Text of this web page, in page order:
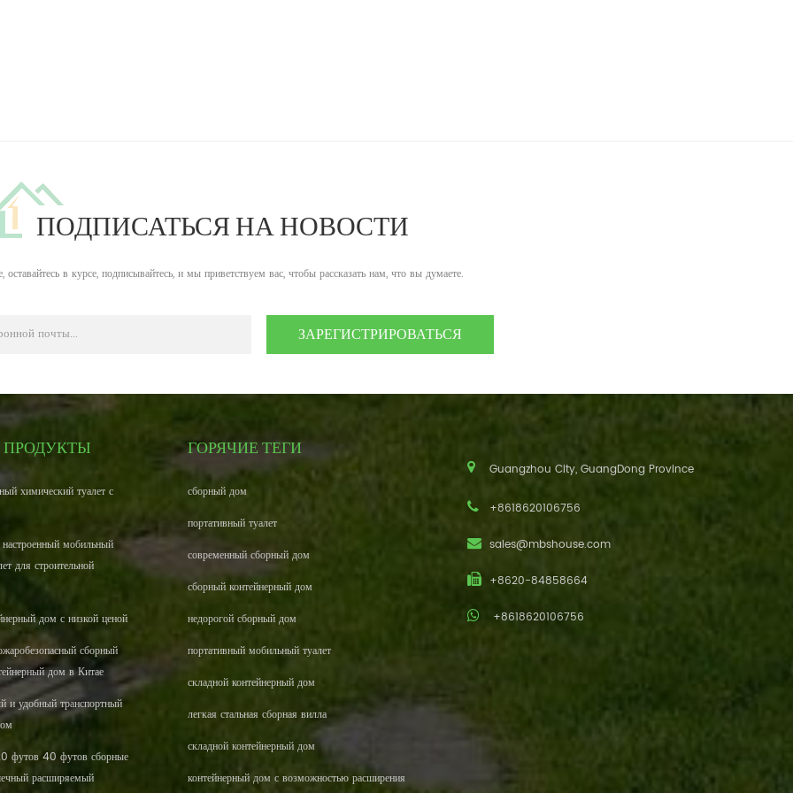
ПОДПИСАТЬСЯ НА НОВОСТИ
оставайтесь в курсе, подписывайтесь, и мы приветствуем вас, чтобы рассказать нам, что вы думаете.
ПРОДУКТЫ
химический туалет с
мобильный
для строительной
дом с низкой ценой
сборный
дом в Китае
и удобный транспортный
футов 40 футов сборные
расширяемый
ГОРЯЧИЕ ТЕГИ
сборный дом
портативный туалет
современный сборный дом
сборный контейнерный дом
недорогой сборный дом
портативный мобильный туалет
складной контейнерный дом
легкая стальная сборная вилла
складной контейнерный дом
контейнерный дом с возможностью расширения
Guangzhou City, GuangDong Province
+8618620106756
sales@mbshouse.com
+8620-84858664
+8618620106756